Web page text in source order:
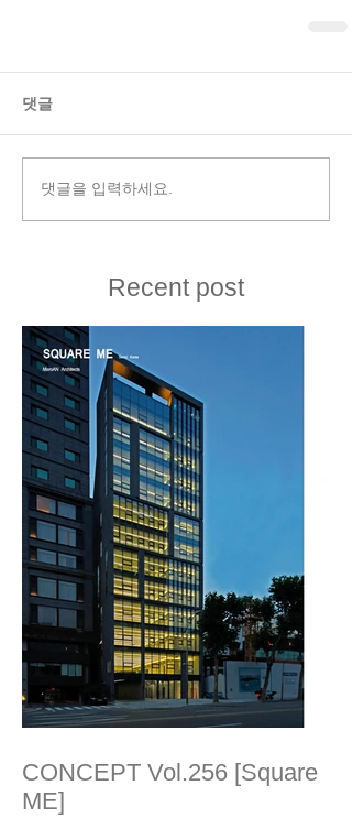
댓글
댓글을 입력하세요.
Recent post
CONCEPT Vol.256 [Square
ME]